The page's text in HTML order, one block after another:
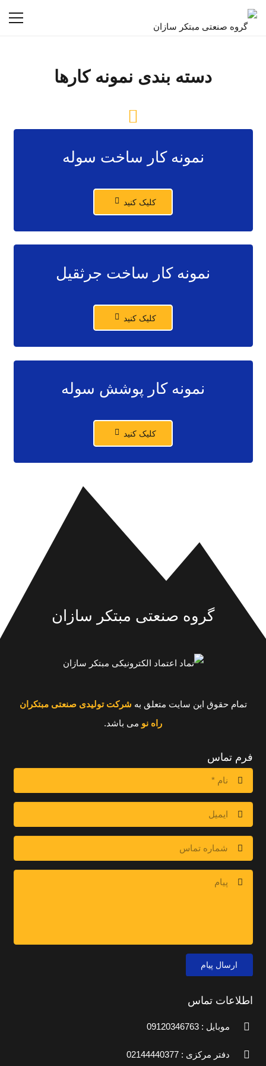
دسته بندی نمونه کارها
نمونه کار ساخت سوله
کلیک کنید
نمونه کار ساخت جرثقیل
کلیک کنید
نمونه کار پوشش سوله
کلیک کنید
گروه صنعتی مبتکر سازان
تمام حقوق این سایت متعلق به شرکت تولیدی صنعتی مبتکران
راه نو می باشد.
فرم تماس
ارسال پیام
اطلاعات تماس
موبایل : 09120346763
دفتر مرکزی : 02144440377